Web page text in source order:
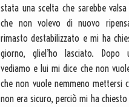
stata una scelta che sarebbe
che non volevo di nuovo
rimasto destabilizzato e mi ha
giorno, gliel’ho lasciato.
vediamo e lui mi dice che non
che non vuole nemmeno mettersi
non era sicuro, perciò mi ha